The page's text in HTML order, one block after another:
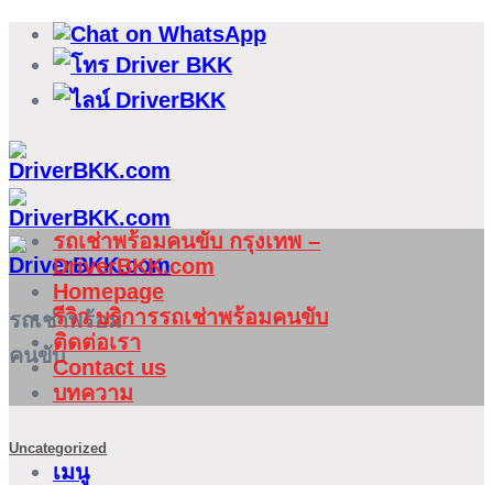
ข้าม
เนื้อหา
รถเช่าพร้อม
คนขับ
เมนู
รถเช่าพร้อมคนขับ กรุงเทพ –
DriverBKK.com
Homepage
รีวิว บริการรถเช่าพร้อมคนขับ
ติดต่อเรา
Contact us
บทความ
Uncategorized